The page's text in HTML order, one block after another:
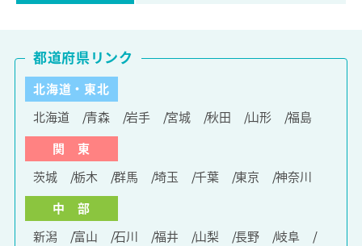
北海道・東北
北海道
青森 岩手 宮城 秋田 山形
福島
関 東
茨城
栃木 群馬 埼玉 千葉 東京
神奈川
中 部
新潟
富山 石川 福井 山梨 長野
岐阜
都道府県リンク